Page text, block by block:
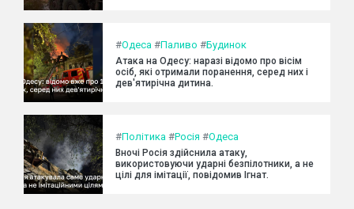
#Одеса #Паливо #Будинок
Атака на Одесу: наразі відомо про вісім
осіб, які отримали поранення, серед них і
дев'ятирічна дитина.
#Політика #Росія #Одеса
Вночі Росія здійснила атаку,
використовуючи ударні безпілотники, а не
цілі для імітації, повідомив Ігнат.